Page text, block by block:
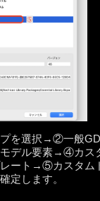
を選択→②一般
デル要素→④カス
レート→⑤カスタム
定します。